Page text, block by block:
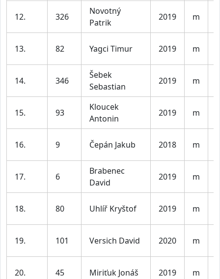
12. 326
Novotný
Patrik
2019 m
13. 82 Yagci Timur 2019 m
14. 346
Šebek
Sebastian
2019 m
15. 93
Kloucek
Antonin
2019 m
16. 9 Čepán Jakub 2018 m
17. 6
Brabenec
David
2019 m
18. 80 Uhlíř Kryštof 2019 m
19. 101 Versich David 2020 m
20. 45 Miriťuk Jonáš 2019 m